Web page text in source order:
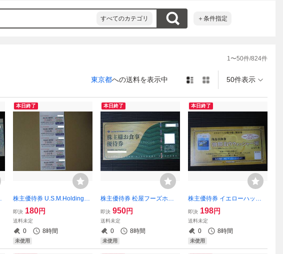
すべてのカテゴリ ＋条件指定
1〜50件/824件
東京都への送料を表示中 50件表示
本日終了
株主優待券 U.S.M.Holdings
ユナイテッド・スーパーマー
ケット・ホールディングス 5
00円分 1-9セット（マルエツ
カスミ マックスバリュ 他
即決 180円
送料未定
0 8時間
未使用
本日終了
株主優待券 松屋フーズホー
ルディングス お食事優待券 1
-4枚（松のや マイカリー食堂
すし松 松軒中華食堂 松太郎
ステーキ屋松 松牛）
即決 950円
送料未定
0 8時間
未使用
本日終了
株主優待券 イエローハット
油膜取りウォッシャー液 商
品引換券 1-2枚
即決 198円
送料未定
0 8時間
未使用